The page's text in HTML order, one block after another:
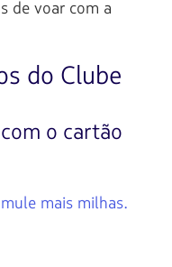
de voar com a
do Clube
o cartão
mais milhas.